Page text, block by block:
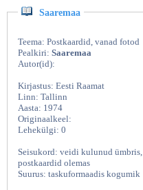
Saaremaa
Teema: Postkaardid, vanad fotod
Pealkiri: Saaremaa
Autor(id):
Kirjastus: Eesti Raamat
Linn: Tallinn
Aasta: 1974
Originaalkeel:
Lehekülgi: 0
Seisukord: veidi kulunud ümbris,
postkaardid olemas
Suurus: taskuformaadis kogumik